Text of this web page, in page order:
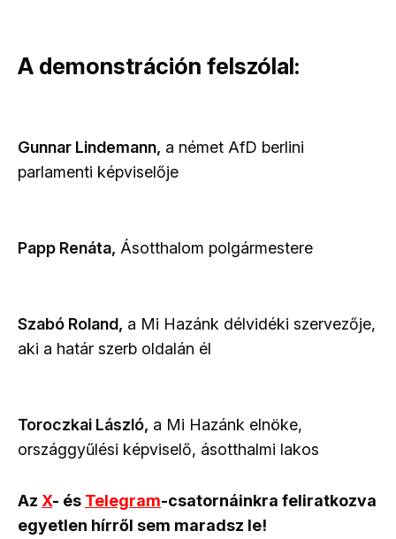
A demonstráción felszólal:
Gunnar Lindemann, a német AfD berlini
parlamenti képviselője
Papp Renáta, Ásotthalom polgármestere
Szabó Roland, a Mi Hazánk délvidéki szervezője,
aki a határ szerb oldalán él
Toroczkai László, a Mi Hazánk elnöke,
országgyűlési képviselő, ásotthalmi lakos
Az X- és Telegram-csatornáinkra feliratkozva
egyetlen hírről sem maradsz le!